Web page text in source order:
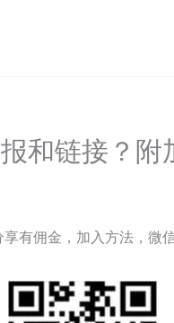
和链接？附
有佣金，加入方法，微